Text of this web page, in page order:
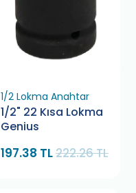
1/2 Lokma Anahtar
1/2" 22 Kısa Lokma
Genius
197.38 TL222.26 TL